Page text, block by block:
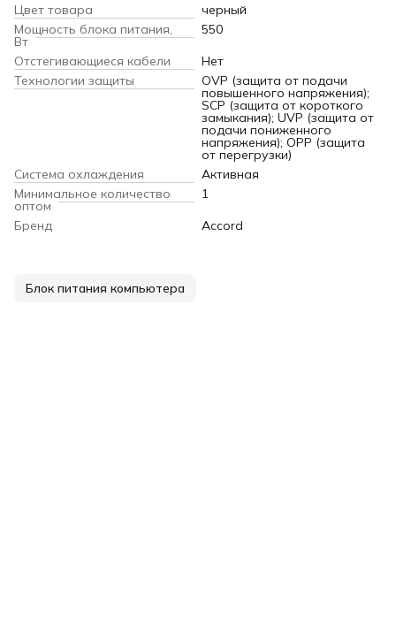
Цвет товара
черный
Мощность блока питания,
Вт
550
Отстегивающиеся кабели
Нет
Технологии защиты
OVP (защита от подачи
повышенного напряжения);
SCP (защита от короткого
замыкания); UVP (защита от
подачи пониженного
напряжения); OPP (защита
от перегрузки)
Система охлаждения
Активная
Минимальное количество
оптом
1
Бренд
Accord
Блок питания компьютера